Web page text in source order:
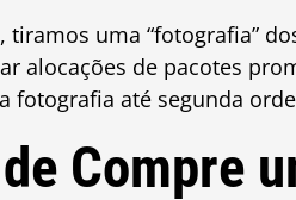
tiramos uma “fotografia”
alocações de pacotes
fotografia até segunda
Compre